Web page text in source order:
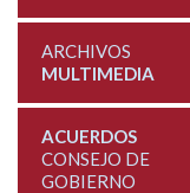
ARCHIVOS
MULTIMEDIA
ACUERDOS
CONSEJO DE
GOBIERNO